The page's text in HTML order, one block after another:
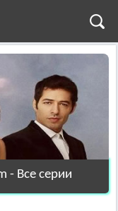
- Все серии